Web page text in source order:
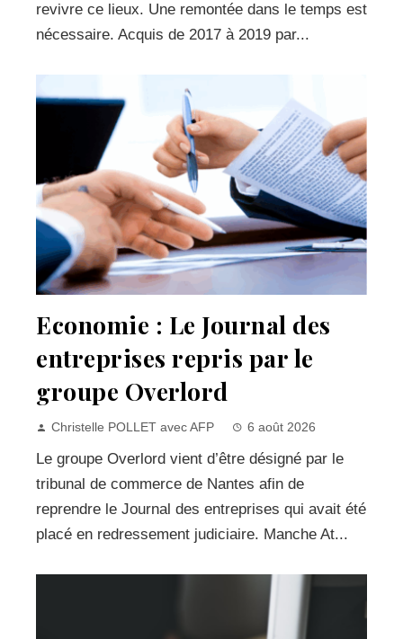
revivre ce lieux. Une remontée dans le temps est
nécessaire. Acquis de 2017 à 2019 par...
Economie : Le Journal des
entreprises repris par le
groupe Overlord
Christelle POLLET avec AFP 6 août 2026
Le groupe Overlord vient d’être désigné par le
tribunal de commerce de Nantes afin de
reprendre le Journal des entreprises qui avait été
placé en redressement judiciaire. Manche At...